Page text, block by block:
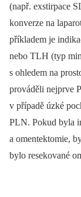
(např. exstirpace
konverze na
příkladem je
nebo TLH (typ
s ohledem na
prováděli nejprve
v případě úzké
PLN. Pokud byla
a omentektomie,
bylo resekované